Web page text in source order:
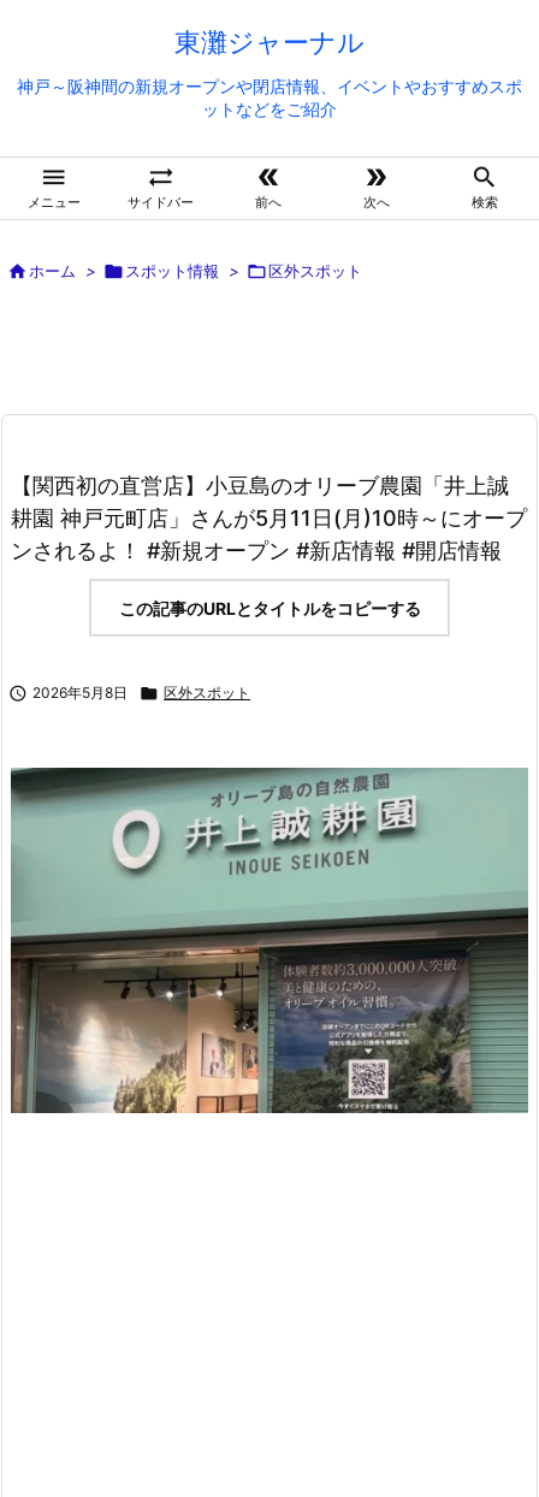
東灘ジャーナル
神戸～阪神間の新規オープンや閉店情報、イベントやおすすめスポ
ットなどをご紹介

メニュー

サイドバー

前へ

次へ

検索
ホーム >  スポット情報 > 区外スポット
【関西初の直営店】小豆島のオリーブ農園「井上誠
耕園 神戸元町店」さんが5月11日(月)10時～にオープ
ンされるよ！ #新規オープン #新店情報 #開店情報
この記事のURLとタイトルをコピーする
 2026年5月8日  区外スポット